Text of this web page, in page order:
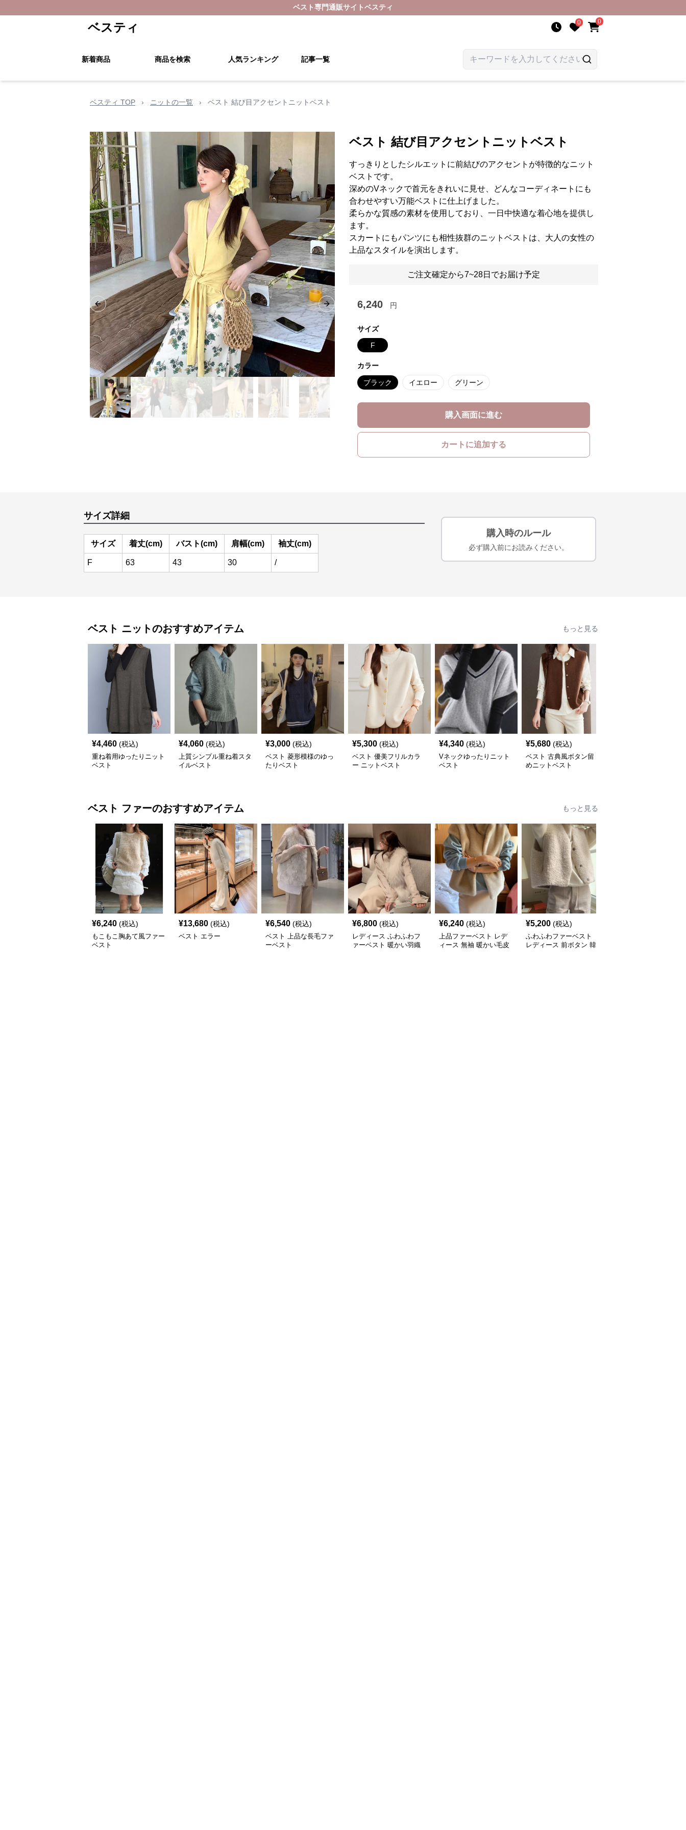
ベスト専門通販サイトベスティ
ベスティ 0 0
新着商品 商品を検索 人気ランキング 記事一覧
ベスティ TOP › ニットの一覧 › ベスト 結び目アクセントニットベスト
Previous slide Next slide
ベスト 結び目アクセントニットベスト
すっきりとしたシルエットに前結びのアクセントが特徴的なニット
ベストです。
深めのVネックで首元をきれいに見せ、どんなコーディネートにも
合わせやすい万能ベストに仕上げました。
柔らかな質感の素材を使用しており、一日中快適な着心地を提供し
ます。
スカートにもパンツにも相性抜群のニットベストは、大人の女性の
上品なスタイルを演出します。
ご注文確定から7~28日でお届け予定
6,240 円
サイズ
F
カラー
ブラック イエロー グリーン
購入画面に進む
カートに追加する
サイズ詳細
サイズ 着丈(cm) バスト(cm) 肩幅(cm) 袖丈(cm)
F 63 43 30 /
購入時のルール
必ず購入前にお読みください。
ベスト ニットのおすすめアイテム もっと見る
¥4,460 (税込)
重ね着用ゆったりニット
ベスト
¥4,060 (税込)
上質シンプル重ね着スタ
イルベスト
¥3,000 (税込)
ベスト 菱形模様のゆっ
たりベスト
¥5,300 (税込)
ベスト 優美フリルカラ
ー ニットベスト
¥4,340 (税込)
Vネックゆったりニット
ベスト
¥5,680 (税込)
ベスト 古典風ボタン留
めニットベスト
ベスト ファーのおすすめアイテム もっと見る
¥6,240 (税込)
もこもこ胸あて風ファー
ベスト
¥13,680 (税込)
ベスト エラー
¥6,540 (税込)
ベスト 上品な長毛ファ
ーベスト
¥6,800 (税込)
レディース ふわふわフ
ァーベスト 暖かい羽織
¥6,240 (税込)
上品ファーベスト レデ
ィース 無袖 暖かい毛皮
¥5,200 (税込)
ふわふわファーベスト
レディース 前ボタン 韓